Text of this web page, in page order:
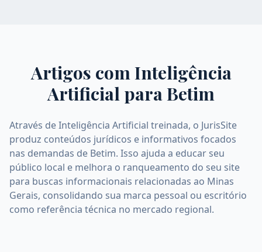
Artigos com Inteligência
Artificial paraBetim
Através de Inteligência Artificial treinada, o JurisSite
produz conteúdos jurídicos e informativos focados
nas demandas de Betim. Isso ajuda a educar seu
público local e melhora o ranqueamento do seu site
para buscas informacionais relacionadas ao Minas
Gerais, consolidando sua marca pessoal ou escritório
como referência técnica no mercado regional.